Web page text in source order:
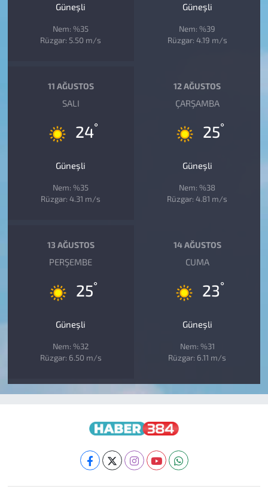
Güneşli
Nem: %35
Rüzgar: 5.50 m/s
Güneşli
Nem: %39
Rüzgar: 4.19 m/s
11 AĞUSTOS
SALI
24°
Güneşli
Nem: %35
Rüzgar: 4.31 m/s
12 AĞUSTOS
ÇARŞAMBA
25°
Güneşli
Nem: %38
Rüzgar: 4.81 m/s
13 AĞUSTOS
PERŞEMBE
25°
Güneşli
Nem: %32
Rüzgar: 6.50 m/s
14 AĞUSTOS
CUMA
23°
Güneşli
Nem: %31
Rüzgar: 6.11 m/s